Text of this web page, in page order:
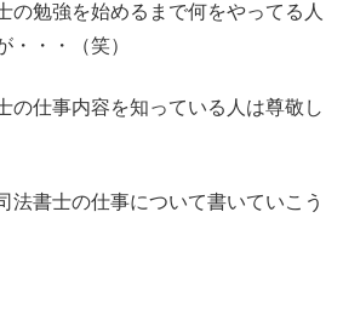
の勉強を始めるまで何をやってる人
・・・（笑）
の仕事内容を知っている人は尊敬し
法書士の仕事について書いていこう